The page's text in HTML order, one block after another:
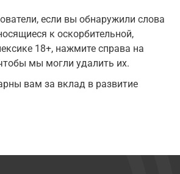
если вы обнаружили слова
к оскорбительной,
18+, нажмите справа на
мы могли удалить их.
вам за вклад в развитие